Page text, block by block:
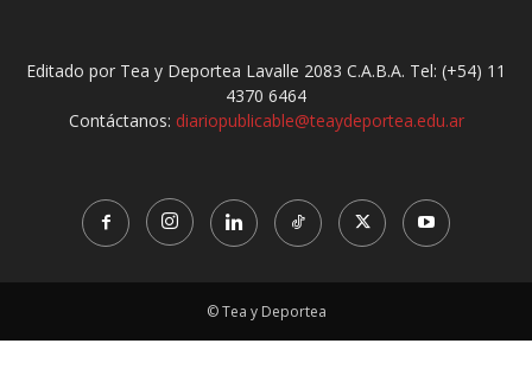
Editado por Tea y Deportea Lavalle 2083 C.A.B.A. Tel: (+54) 11
4370 6464
Contáctanos: diariopublicable@teaydeportea.edu.ar
© Tea y Deportea